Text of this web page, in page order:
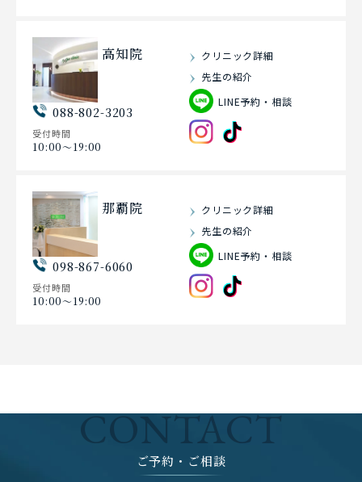
高知院
088-802-3203
受付時間
10:00〜19:00
クリニック詳細
先生の紹介
LINE予約・相談
那覇院
098-867-6060
受付時間
10:00〜19:00
クリニック詳細
先生の紹介
LINE予約・相談
CONTACT
ご予約・ご相談